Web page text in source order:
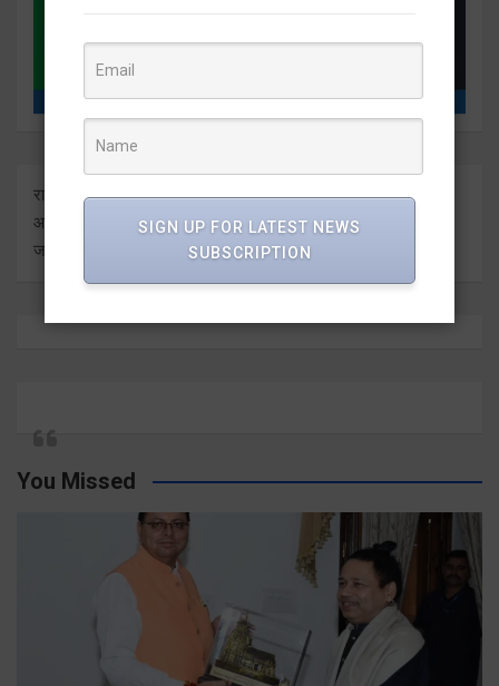
राष्ट्र दुनिया के बारे में प्रत्येक बड़ी ताजा अंतर्दृष्टि को ताज़ा करता है। हम
आपको इसे सीधे मीडिया आउटलेट्स से ज्ञात कराते हुए सबसे हालिया
जानकारी देते हैं।
You Missed
SIGN UP FOR LATEST NEWS
SUBSCRIPTION